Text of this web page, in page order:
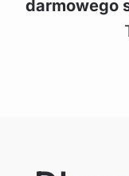
darmowego